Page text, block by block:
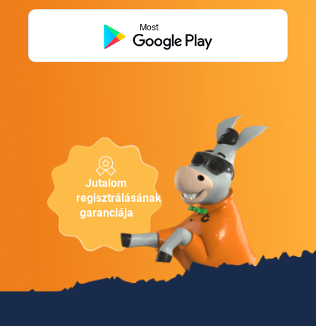
Jutalom
regisztrálásának
garanciája
Most